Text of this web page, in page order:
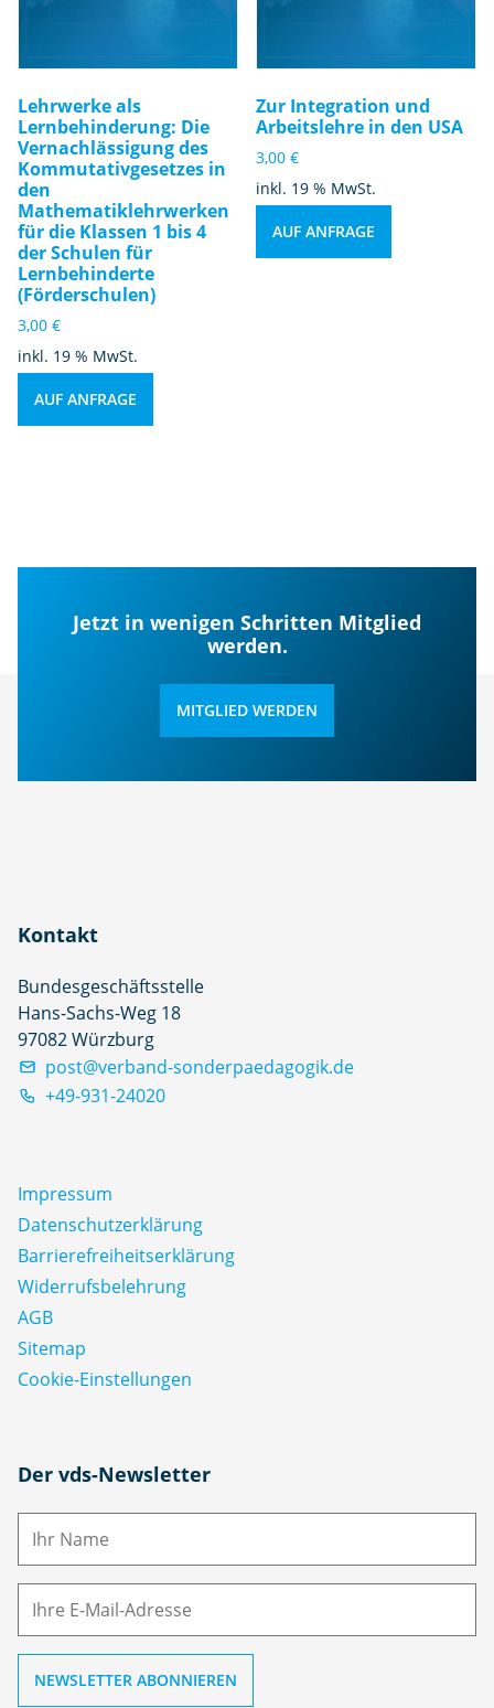
Lehrwerke als
Lernbehinderung: Die
Vernachlässigung des
Kommutativgesetzes in
den
Mathematiklehrwerken
für die Klassen 1 bis 4
der Schulen für
Lernbehinderte
(Förderschulen)
3,00 €
inkl. 19 % MwSt.
AUF ANFRAGE
Zur Integration und
Arbeitslehre in den USA
3,00€
inkl. 19 % MwSt.
AUF ANFRAGE
Jetzt in wenigen Schritten Mitglied
werden.
MITGLIED WERDEN
Kontakt
Bundesgeschäftsstelle
Hans-Sachs-Weg 18
97082 Würzburg
post@verband-sonderpaedagogik.de
+49-931-24020
Impressum
Datenschutz­erklärung
Barrierefreiheitserklärung
Widerrufsbelehrung
AGB
Sitemap
Cookie-Einstellungen
Der vds-Newsletter
N
M